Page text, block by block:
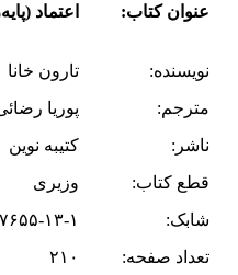
عنوان کتاب: اعتماد
نویسنده:
تارون خانا
مترجم:
پوریا
ناشر:
کتیبه نوین
قطع کتاب:
وزیری
شابک:
۹۷۸-۶۲۲-
تعداد صفحه:
۲۱۰